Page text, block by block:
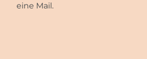
eine Mail.